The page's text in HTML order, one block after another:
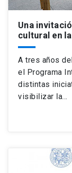
Una
cultural en la
A tres años
el Programa
distintas
visibilizar la…